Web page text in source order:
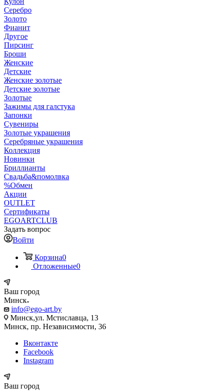
Серебро
Золото
Фианит
Другое
Пирсинг
Броши
Женские
Детские
Женские золотые
Детские золотые
Золотые
Зажимы для галстука
Запонки
Сувениры
Золотые украшения
Серебряные украшения
Коллекция
Новинки
Бриллианты
Свадьба&помолвка
%Обмен
Акции
OUTLET
Сертификаты
EGOARTCLUB
Задать вопрос
Войти
Корзина0
Отложенные0
Ваш город
Минск
info@ego-art.by
Минск,ул. Мстиславца, 13
Минск, пр. Независимости, 36
Вконтакте
Facebook
Instagram
Ваш город